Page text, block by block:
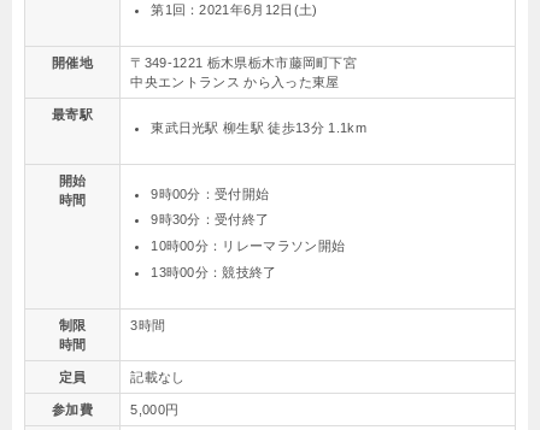
第1回：2021年6月12日(土)
開催地
〒349-1221 栃木県栃木市藤岡町下宮
中央エントランス から入った東屋
最寄駅
東武日光駅 柳生駅 徒歩13分 1.1km
開始
時間
9時00分：受付開始
9時30分：受付終了
10時00分：リレーマラソン開始
13時00分：競技終了
制限
時間
3時間
定員 記載なし
参加費 5,000円